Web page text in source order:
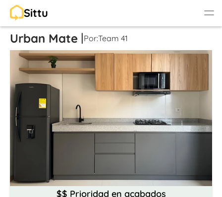
Sittu
Inicio
Nosotros
Contáctanos
Banco de ofertas
Soy diseñador
RESOURCES
Careers
Urban Mate Team 41
Por:
$$ Prioridad en acabados